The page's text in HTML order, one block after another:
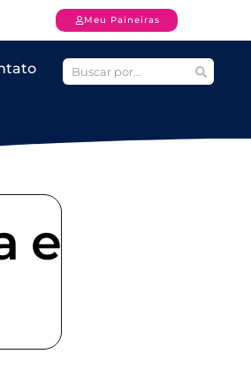
Meu Paineiras
e